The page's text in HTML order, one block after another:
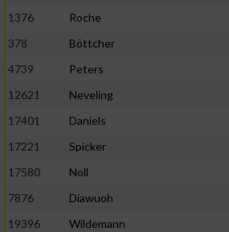
1376
Roche
378
Böttcher
4739
Peters
12621
Neveling
17401
Daniels
17221
Spicker
17580
Noll
7876
Diawuoh
19396
Wildemann